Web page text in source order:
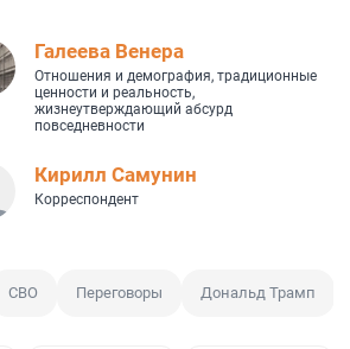
Галеева Венера
Отношения и демография, традиционные
ценности и реальность,
жизнеутверждающий абсурд
повседневности
Кирилл Самунин
Корреспондент
СВО Переговоры Дональд Трамп